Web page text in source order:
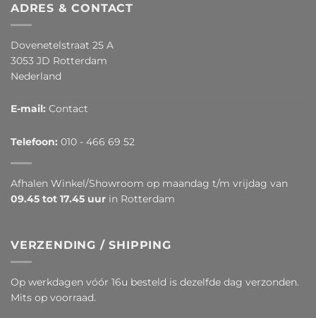
ADRES & CONTACT
Dovenetelstraat 25 A
3053 JD Rotterdam
Nederland
E-mail: Contact
Telefoon: 010 - 466 69 52
Afhalen Winkel/Showroom op maandag t/m vrijdag van
09.45 tot 17.45 uur in Rotterdam
VERZENDING / SHIPPING
Op werkdagen vóór 16u besteld is dezelfde dag verzonden.
Mits op voorraad.